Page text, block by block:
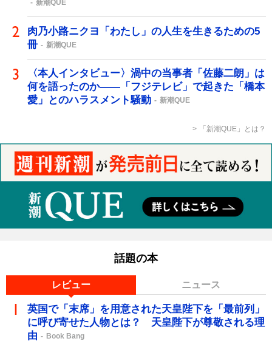
新潮QUE
肉乃小路ニクヨ「わたし」の人生を生きるための5
冊
新潮QUE
〈本人インタビュー〉渦中の当事者「佐藤二朗」は
何を語ったのか――「フジテレビ」で起きた「橋本
愛」とのハラスメント騒動
新潮QUE
「新潮QUE」とは？
話題の本
レビュー ニュース
英国で「末席」を用意された天皇陛下を「最前列」
に呼び寄せた人物とは？ 天皇陛下が尊敬される理
由
Book Bang